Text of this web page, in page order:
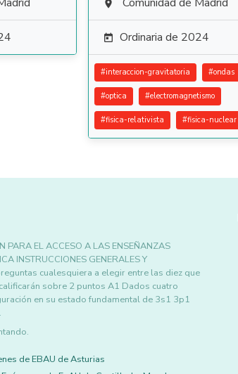

 Ordinaria de 2024
#interaccion-gravitatoria #ondas
#optica #electromagnetismo
#fisica-relativista #fisica-nuclear
EL ACCESO A LAS ENSEÑANZAS
INSTRUCCIONES GENERALES Y
cualesquiera a elegir entre las diez que
sobre 2 puntos A1 Dados cuatro
en su estado fundamental de 3s1 3p1
de EBAU de Asturias